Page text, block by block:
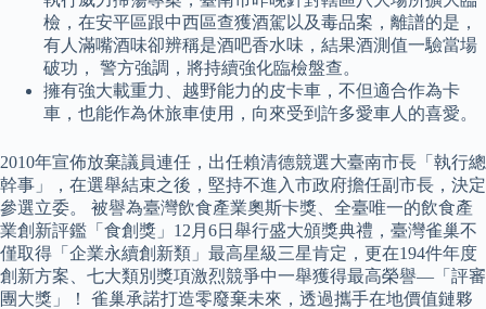
檢，在安平區跟中西區查獲酒駕以及毒品案，離譜的是，
有人滿嘴酒味卻辨稱是酒吧香水味，結果酒測值一驗當場
破功， 警方強調，將持續強化臨檢盤查。
擁有強大載重力、越野能力的皮卡車，不但適合作為卡
車，也能作為休旅車使用，向來受到許多愛車人的喜愛。
2010年宣佈放棄議員連任，出任賴清德競選大臺南市長「執行總
幹事」，在選舉結束之後，堅持不進入市政府擔任副市長，決定
參選立委。 被譽為臺灣飲食產業奧斯卡獎、全臺唯一的飲食產
業創新評鑑「食創獎」12月6日舉行盛大頒獎典禮，臺灣雀巢不
僅取得「企業永續創新類」最高星級三星肯定，更在194件年度
創新方案、七大類別獎項激烈競爭中一舉獲得最高榮譽—「評審
團大獎」！ 雀巢承諾打造零廢棄未來，透過攜手在地價值鏈夥